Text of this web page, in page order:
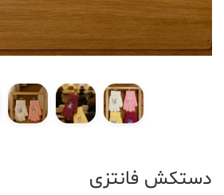
دستکش فانتزی